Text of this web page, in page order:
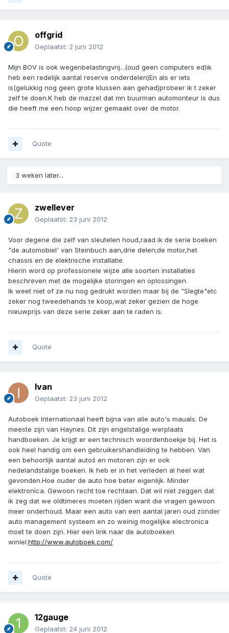
offgrid
Geplaatst: 2 juni 2012
Mijn BOV is ook wegenbelastingvrij...(oud geen computers ed)ik
heb een redelijk aantal reserve onderdelen)En als er iets
is(gelukkig nog geen grote klussen aan gehad)probeer ik t zeker
zelf te doen.K heb de mazzel dat mn buurman automonteur is dus
die heeft me een hoop wijzer gemaakt over de motor.
Quote
3 weken later...
zwellever
Geplaatst: 23 juni 2012
Voor degene die zelf van sleutelen houd,raad ik de serie boeken
"de automobiel' van Steinbuch aan,drie delen;de motor,het
chassis en de elektrische installatie.
Hierin word op professionele wijze alle soorten installaties
beschreven met de mogelijke storingen en oplossingen.
Ik weet niet of ze nu nog gedrukt worden maar bij de "Slegte"etc
zeker nog tweedehands te koop,wat zeker gezien de hoge
nieuwprijs van deze serie zeker aan te raden is.
Quote
Ivan
Geplaatst: 23 juni 2012
Autoboek Internationaal heeft bijna van alle auto's mauals. De
meeste zijn van Haynes. Dit zijn engelstalige werplaats
handboeken. Je krijgt er een technisch woordenboekje bij. Het is
ook heel handig om een gebruikershandleiding te hebben. Van
een behoorlijk aantal autoś en motoren zijn er ook
nedelandstalige boeken. Ik heb er in het verleden al heel wat
gevonden.Hoe ouder de auto hoe beter eigenlijk. Minder
elektronica. Gewoon recht toe rechtaan. Dat wil niet zeggen dat
ik zeg dat we oldtimeres moeten rijden want die vragen gewoon
meer onderhoud. Maar een auto van een aantal jaren oud zonder
auto management systeem en zo weinig mogelijke electronica
moet te doen zijn. Hier een link naar de autoboeken
winlel.http://www.autoboek.com/
Quote
12gauge
Geplaatst: 24 juni 2012